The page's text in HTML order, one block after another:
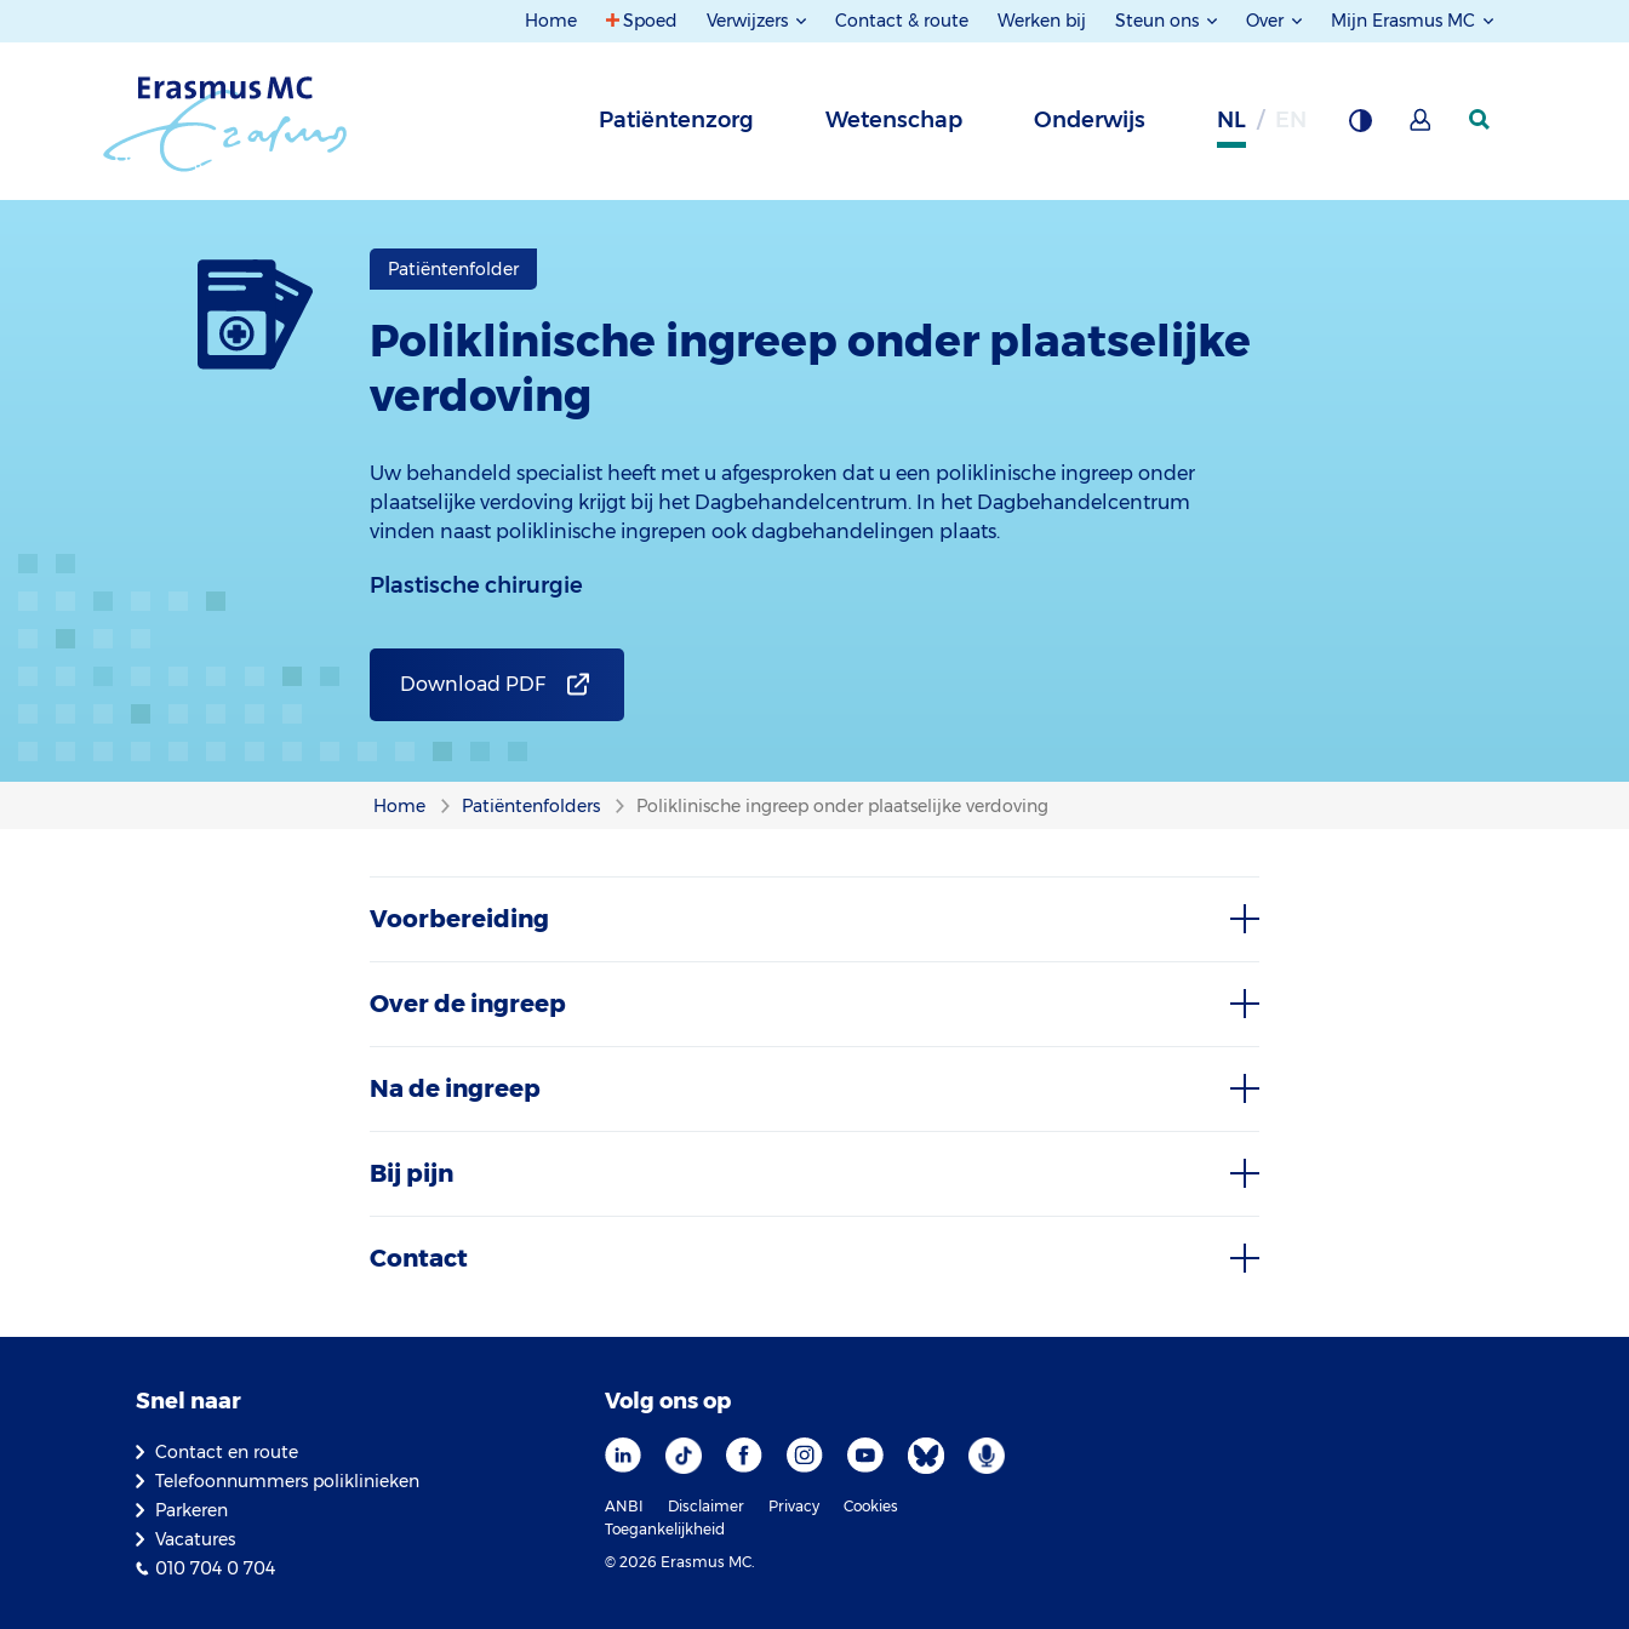
Home Spoed Verwijzers Contact & route Werken bij Steun ons Over Mijn Erasmus MC
Patiëntenzorg Wetenschap Onderwijs NL
Patiëntenfolder
Poliklinische ingreep onder plaatselijke
verdoving
Uw behandeld specialist heeft met u afgesproken dat u een poliklinische ingreep onder
plaatselijke verdoving krijgt bij het Dagbehandelcentrum. In het Dagbehandelcentrum
vinden naast poliklinische ingrepen ook dagbehandelingen plaats.
Plastische chirurgie
Download PDF
Home Patiëntenfolders Poliklinische ingreep onder plaatselijke verdoving
Voorbereiding
Over de ingreep
Na de ingreep
Bij pijn
Contact
Snel naar
Contact en route
Telefoonnummers poliklinieken
Parkeren
Vacatures
010 704 0 704
Volg ons op
ANBI Disclaimer Privacy
Cookies
Toegankelijkheid
© 2026 Erasmus MC.